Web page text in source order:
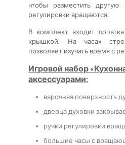
чтобы разместить
регулировки вращаются.
В комплект входит
крышкой. На часах
позволяет изучать время с
Игровой набор
аксессуарами:
варочная поверхность
дверца духовки
ручки регулировки
большие часы с